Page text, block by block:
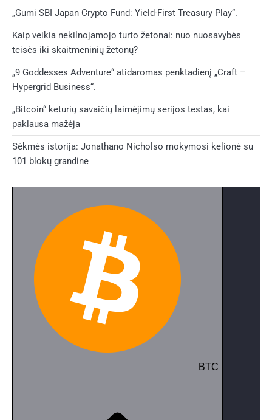
„Gumi SBI Japan Crypto Fund: Yield-First Treasury Play“.
Kaip veikia nekilnojamojo turto žetonai: nuo nuosavybės
teisės iki skaitmeninių žetonų?
„9 Goddesses Adventure“ atidaromas penktadienį „Craft –
Hypergrid Business“.
„Bitcoin“ keturių savaičių laimėjimų serijos testas, kai
paklausa mažėja
Sėkmės istorija: Jonathano Nicholso mokymosi kelionė su
101 blokų grandine